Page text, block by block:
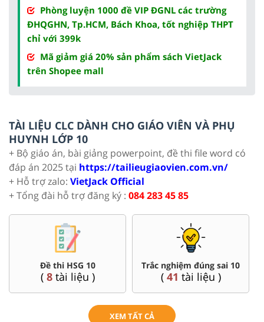
Phòng luyện 1000 đề VIP ĐGNL các trường
ĐHQGHN, Tp.HCM, Bách Khoa, tốt nghiệp THPT
chỉ với 399k
Mã giảm giá 20% sản phẩm sách VietJack
trên Shopee mall
TÀI LIỆU CLC DÀNH CHO GIÁO VIÊN VÀ PHỤ
HUYNH LỚP 10
+ Bộ giáo án, bài giảng powerpoint, đề thi file word có
đáp án 2025 tại https://tailieugiaovien.com.vn/
+ Hỗ trợ zalo: VietJack Official
+ Tổng đài hỗ trợ đăng ký : 084 283 45 85
Đề thi HSG 10
( 8tài liệu )
Trắc nghiệm đúng sai 10
( 41 tài liệu )
XEM TẤT CẢ